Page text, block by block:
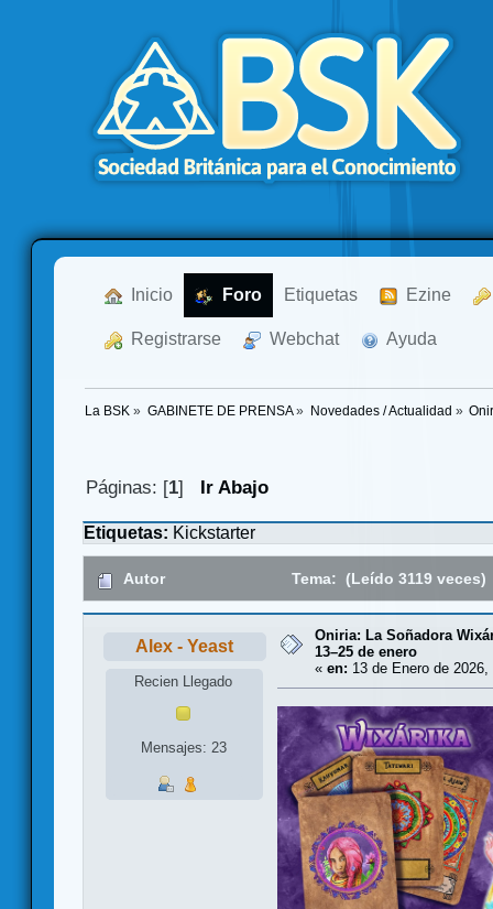
Inicio Foro Etiquetas Ezine
Registrarse Webchat Ayuda
La BSK » GABINETE DE PRENSA» Novedades / Actualidad »
Páginas: [1] Ir Abajo
Etiquetas: Kickstarter
Autor Tema: (Leído 3119 veces)
Alex - Yeast
Recien Llegado
Mensajes: 23
Oniria: La Soñadora
13–25 de enero
« en: 13 de Enero de